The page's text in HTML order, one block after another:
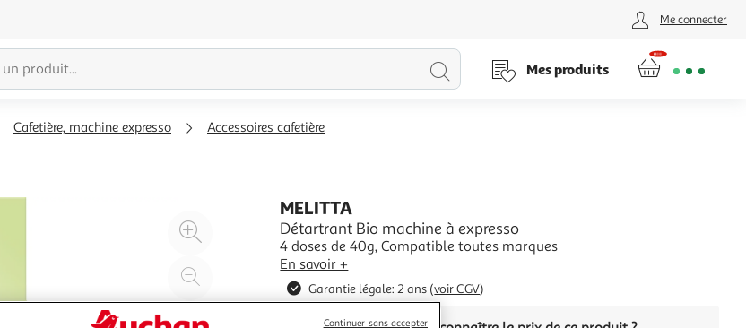
Me connecter
Lancer
Mes produits
Cafetière, machine expresso Accessoires cafetière
Agrandir
l'illustration
200%
l'illustration
à
Partager
MELITTA
Détartrant Bio machine à expresso
4 doses de 40g, Compatible toutes marques
En savoir +
Garantie légale: 2 ans (voir CGV)
Continuer sans accepter